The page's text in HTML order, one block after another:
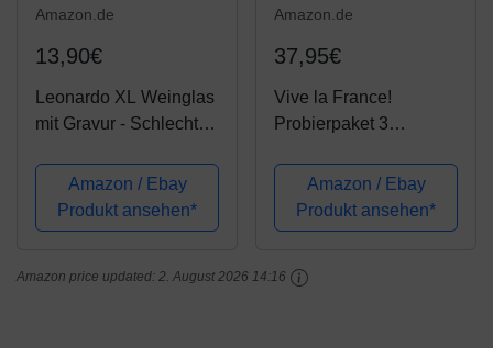
Amazon.de
13,90€
Leonardo XL Weinglas
mit Gravur - Schlechter
nicht! - Lustige
Geschenke -
Originelles
für Männer & Frauen -
Amazon / Ebay
Produkt ansehen*
Amazon.de
37,95€
Vive la France!
Probierpaket 3
Rotweine (3 x 0.75 l)
Amazon / Ebay
Produkt ansehen*
Amazon price updated: 2. August 2026 14:16